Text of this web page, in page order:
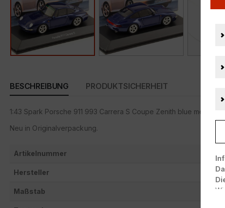
BESCHREIBUNG PRODUKTSICHERHEIT
1:43 Spark Porsche 911 993 Carrera S Coupe Zenith blue metallic
Neu in Originalverpackung.
Artikelnummer
Hersteller
Maßstab